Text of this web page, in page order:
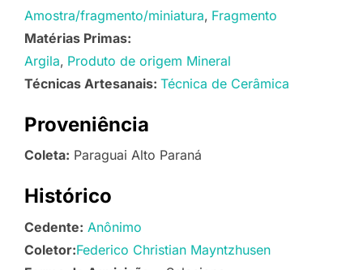
Amostra/fragmento/miniatura Fragmento
Matérias Primas:
Argila Produto de origem Mineral
Técnicas Artesanais: Técnica de Cerâmica
Proveniência
Coleta: Paraguai Alto Paraná
Histórico
Cedente: Anônimo
Coletor:Federico Christian Mayntzhusen